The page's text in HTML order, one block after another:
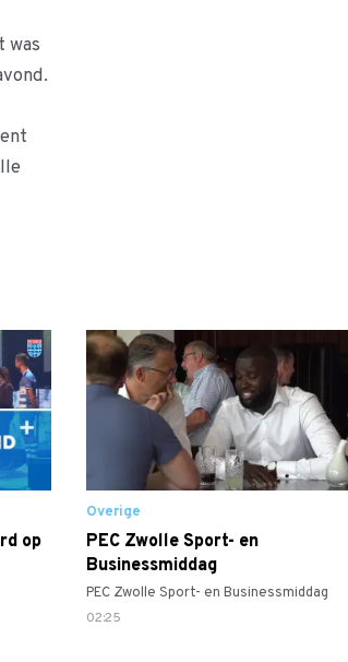
was
op
Overige
PEC Zwolle Sport- en
Businessmiddag
PEC Zwolle Sport- en Businessmiddag
02:25